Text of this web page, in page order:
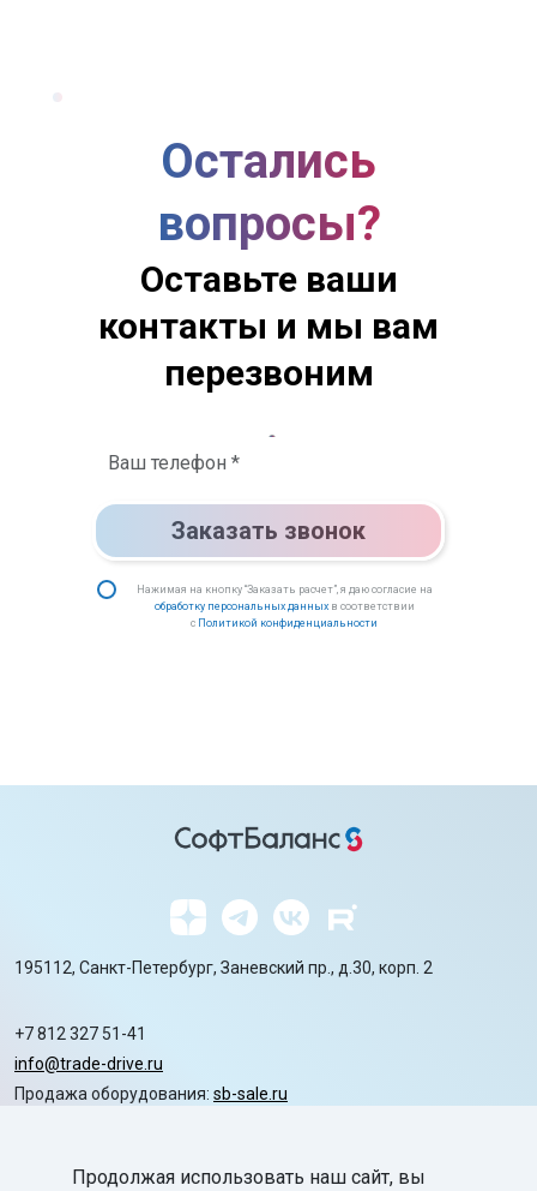
Остались
вопросы?
Оставьте ваши
контакты и мы вам
перезвоним
Заказать звонок
Нажимая на кнопку “Заказать расчет”, я даю согласие на
обработку персональных данныхв соответствии
с Политикой конфиденциальности
195112, Санкт-Петербург, Заневский пр., д.30, корп. 2
+7 812 327 51-41
info@trade-drive.ru
Продажа оборудования: sb-sale.ru
Продолжая использовать наш сайт, вы